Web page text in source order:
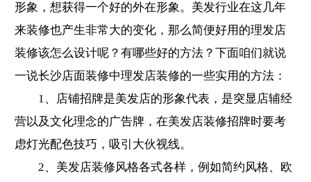
形象，想获得一个好的外在形象。美发行业在这几年
来装修也产生非常大的变化，那么简便好用的理发店
装修该怎么设计呢？有哪些好的方法？下面咱们就说
一说长沙店面装修中理发店装修的一些实用的方法：
1、店铺招牌是美发店的形象代表，是突显店辅经
营以及文化理念的广告牌，在美发店装修招牌时要考
虑灯光配色技巧，吸引大伙视线。
2、美发店装修风格各式各样，例如简约风格、欧